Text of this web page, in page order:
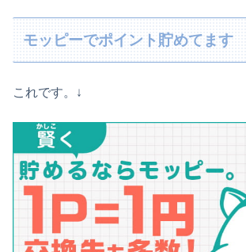
モッピーでポイント貯めてます
これです。↓